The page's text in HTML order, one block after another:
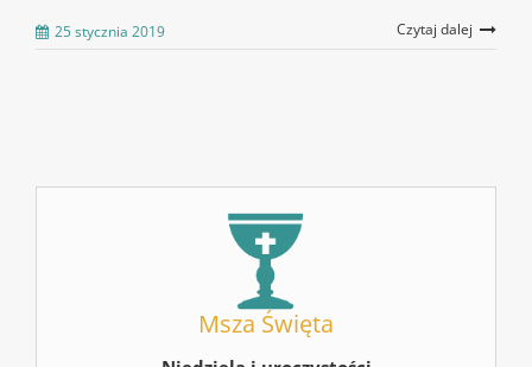
25 stycznia 2019 Czytaj dalej
Msza Święta